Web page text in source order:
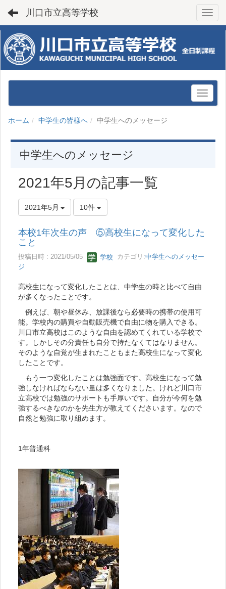
川口市立高等学校
ホーム 中学生の皆様へ 中学生へのメッセージ
中学生へのメッセージ
2021年5月の記事一覧
2021年5月 10件
本校1年次生の声 ⑤高校生になって変化した
こと
投稿日時 : 2021/05/05 学校 カテゴリ:中学生へのメッセー
ジ
高校生になって変化したことは、中学生の時と比べて自由
が多くなったことです。
例えば、朝や昼休み、放課後なら必要時の携帯の使用可
能。学校内の購買や自動販売機で自由に物を購入できる。
川口市立高校はこのような自由を認めてくれている学校で
す。しかしその分責任も自分で持たなくてはなりません。
そのような自覚が生まれたこともまた高校生になって変化
したことです。
もう一つ変化したことは勉強面です。高校生になって勉
強しなければならない量は多くなりました。けれど川口市
立高校では勉強のサポートも手厚いです。自分が今何を勉
強するべきなのかを先生方が教えてくださいます。なので
自然と勉強に取り組めます。
1年普通科